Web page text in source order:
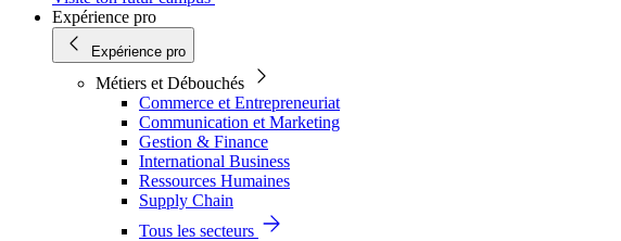
Expérience pro
Expérience pro
Métiers et Débouchés
Commerce et Entrepreneuriat
Communication et Marketing
Gestion & Finance
International Business
Ressources Humaines
Supply Chain
Tous les secteurs